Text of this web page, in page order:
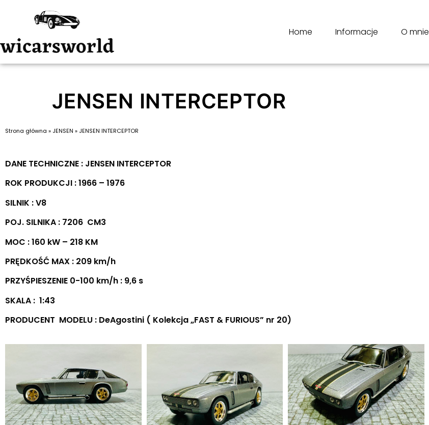
Home Informacje O mnie
JENSEN INTERCEPTOR
Strona główna » JENSEN » JENSEN INTERCEPTOR
DANE TECHNICZNE : JENSEN INTERCEPTOR
ROK PRODUKCJI : 1966 – 1976
SILNIK : V8
POJ. SILNIKA : 7206 CM3
MOC : 160 kW – 218 KM
PRĘDKOŚĆ MAX : 209 km/h
PRZYŚPIESZENIE 0-100 km/h : 9,6 s
SKALA : 1:43
PRODUCENT MODELU : DeAgostini ( Kolekcja „FAST & FURIOUS” nr 20)